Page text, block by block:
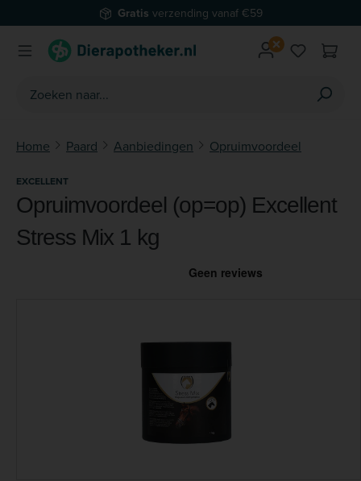
Ga naar de hoofdinhoudGratis verzending vanaf €59
Je hebt
Home Paard Aanbiedingen Opruimvoordeel
EXCELLENT
Opruimvoordeel (op=op) Excellent
Stress Mix 1 kg